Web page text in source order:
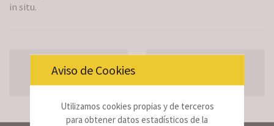
in situ.
ANTERIOR
Aviso de Cookies
Utilizamos cookies propias y de terceros
para obtener datos estadísticos de la